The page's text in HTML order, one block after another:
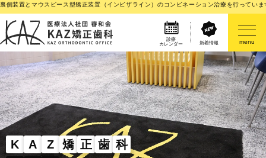
裏側装置とマウスピース型矯正装置（インビザライン）のコンビネーション治療を行って
診療
カレンダー
新着情報 menu
K A Z 矯 正 歯 科
医院案内
矯正歯科治療のご案内
矯正装置のご紹介